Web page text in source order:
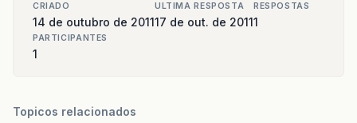
CRIADO
14 de outubro de 2011
ULTIMA RESPOSTA
17 de out. de 2011
RESPOSTAS
1
PARTICIPANTES
1
Topicos relacionados